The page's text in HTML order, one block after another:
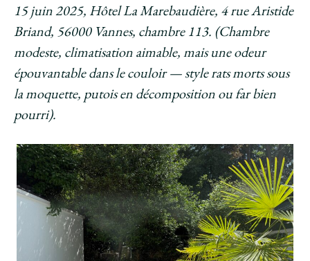
15 juin 2025, Hôtel La Marebaudière, 4 rue Aristide
Briand, 56000 Vannes, chambre 113. (Chambre
modeste, climatisation aimable, mais une odeur
épouvantable dans le couloir — style rats morts sous
la moquette, putois en décomposition ou far bien
pourri).